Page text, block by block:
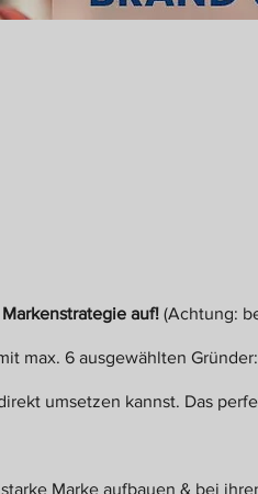
auf!(Achtung:
max. 6 ausgewählten
umsetzen kannst. Das
Marke aufbauen & bei